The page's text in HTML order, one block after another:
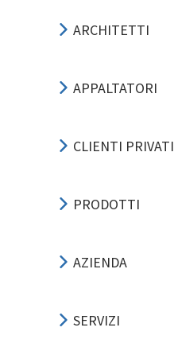
ARCHITETTI
APPALTATORI
CLIENTI PRIVATI
PRODOTTI
AZIENDA
SERVIZI